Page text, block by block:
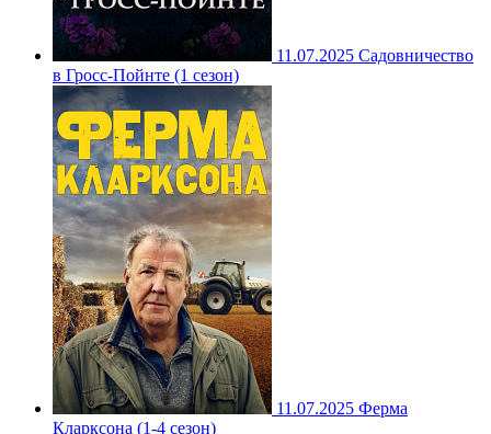
11.07.2025 Садовничество
в Гросс-Пойнте (1 сезон)
11.07.2025 Ферма
Кларксона (1-4 сезон)